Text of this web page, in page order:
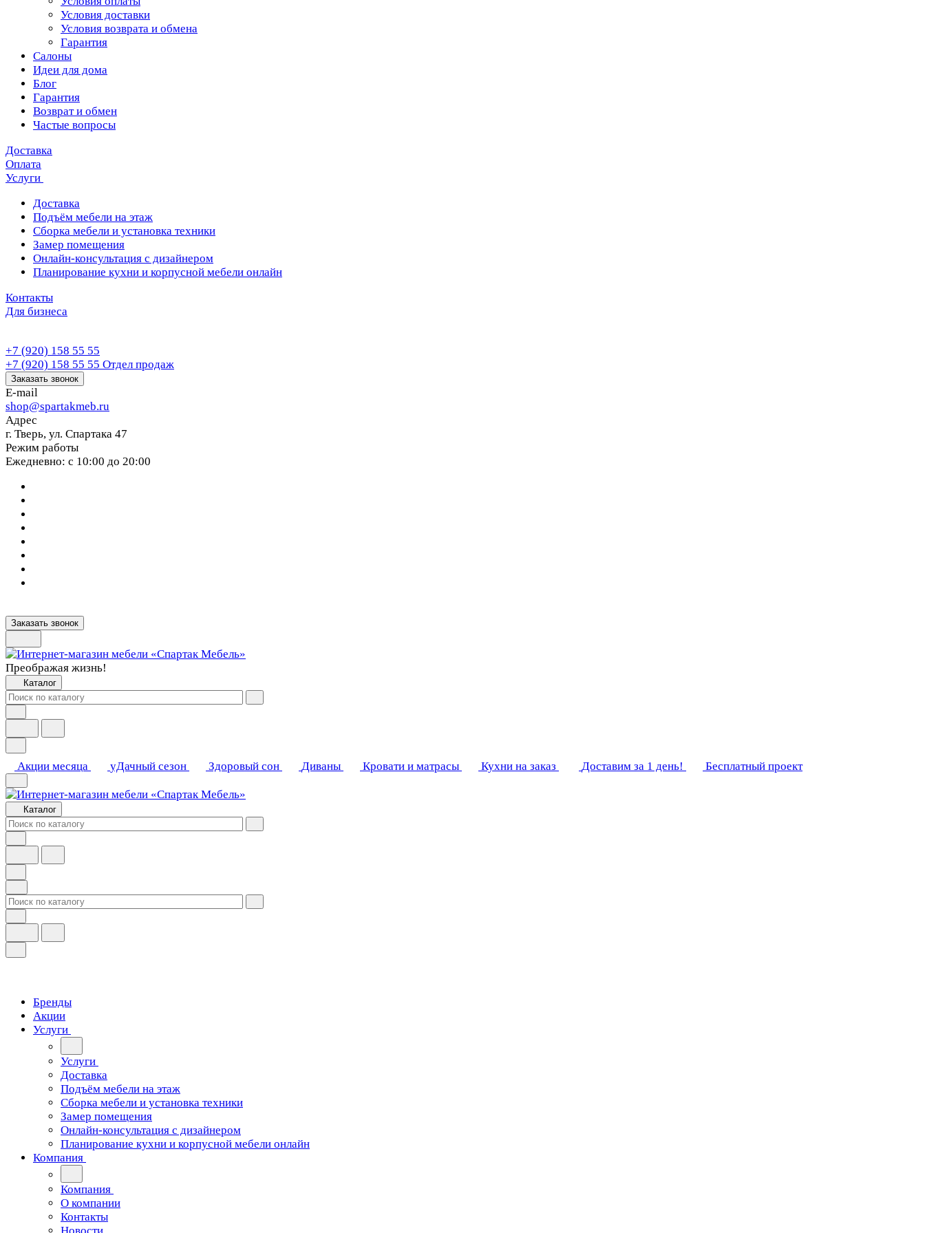
Условия доставки
Условия возврата и обмена
Гарантия
Салоны
Идеи для дома
Блог
Гарантия
Возврат и обмен
Частые вопросы
Доставка
Оплата
Услуги
Доставка
Подъём мебели на этаж
Сборка мебели и установка техники
Замер помещения
Онлайн-консультация с дизайнером
Планирование кухни и корпусной мебели онлайн
Контакты
Для бизнеса
+7 (920) 158 55 55
+7 (920) 158 55 55 Отдел продаж
Заказать звонок
E-mail
shop@spartakmeb.ru
Адрес
г. Тверь, ул. Спартака 47
Режим работы
Ежедневно: с 10:00 до 20:00
Заказать звонок
Преображая жизнь!
Каталог
Акции месяца уДачный сезон Здоровый сон Диваны Кровати и матрасы Кухни на заказ Доставим за 1 день! Бесплатный проект
Каталог
Бренды
Акции
Услуги
Услуги
Доставка
Подъём мебели на этаж
Сборка мебели и установка техники
Замер помещения
Онлайн-консультация с дизайнером
Планирование кухни и корпусной мебели онлайн
Компания
Компания
О компании
Контакты